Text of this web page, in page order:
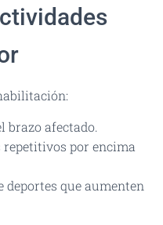
brazo afectado.
por encima
deportes que aumenten